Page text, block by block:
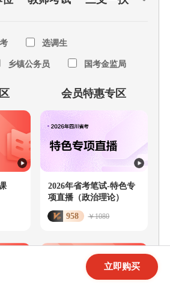
选调生
乡镇公务员 国考金监局
会员特惠专区
2026年省考笔试-特色专
项直播（政治理论）
958
￥1080
立即购买